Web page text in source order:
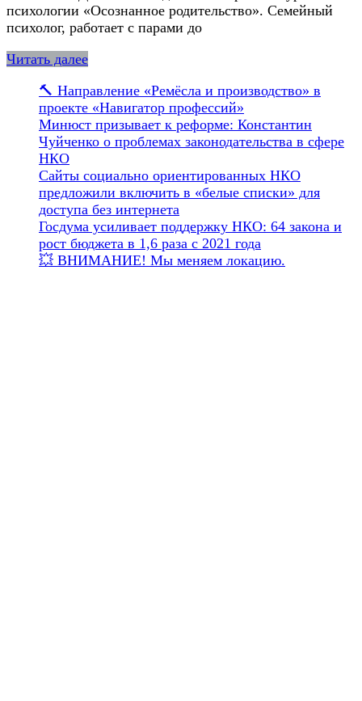
психологии «Осознанное родительство». Семейный
психолог, работает с парами до
Читать далее
🔨 Направление «Ремёсла и производство» в
проекте «Навигатор профессий»
Минюст призывает к реформе: Константин
Чуйченко о проблемах законодательства в сфере
НКО
Сайты социально ориентированных НКО
предложили включить в «белые списки» для
доступа без интернета
Госдума усиливает поддержку НКО: 64 закона и
рост бюджета в 1,6 раза с 2021 года
💥 ВНИМАНИЕ! Мы меняем локацию.